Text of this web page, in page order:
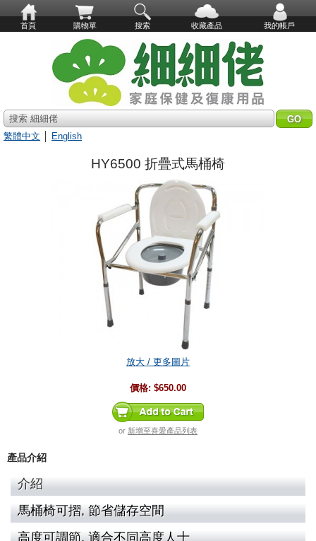
首頁 購物單 搜索 收藏產品 我的帳戶
搜索 細細佬
繁體中文
English
HY6500 折疊式馬桶椅
放大 / 更多圖片
價格: $650.00
or 新增至喜愛產品列表
產品介紹
介紹
馬桶椅可摺, 節省儲存空間
高度可調節, 適合不同高度人士